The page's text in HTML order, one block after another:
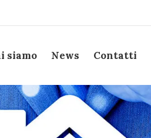
siamo News Contatti